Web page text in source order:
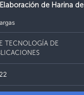
de Harina
TECNOLOGÍA DE